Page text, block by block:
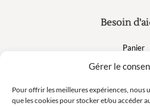
Gérer le
Pour offrir les meilleures expériences, nous
que les cookies pour stocker et/ou accéder
Besoin
Panier
FAQ